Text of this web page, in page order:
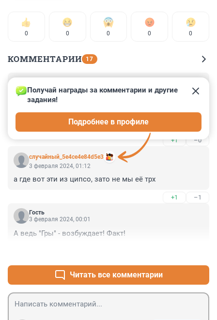
0 0 0 0 0
КОММЕНТАРИИ 17
3 февраля 2024, 13:44
Братья Меладзе-конечно таланты. Но, как у селебров
принято, зашли не в ту дверь! Побросали жён,
замутили с певичками. Кормились с России и
убежали. Вот Лепсверидзе и Павлиашвили- крепкие
мужики, хотя Гриша из-за бухла тоже семью не
сохранил.Аксиома- артист на сцене или в кино и в
жизни , это разные люди! Суди не по словам, а по
делам...
+1 –0
случайный_5e4ce4e84d5e3
Получай награды за комментарии и другие
задания!
Подробнее в профиле
3 февраля 2024, 01:12
а где вот эти из ципсо, зато не мы её трх
+1 –1
Гость
3 февраля 2024, 00:01
А ведь "Гры" - возбуждает! Факт!
Читать все комментарии